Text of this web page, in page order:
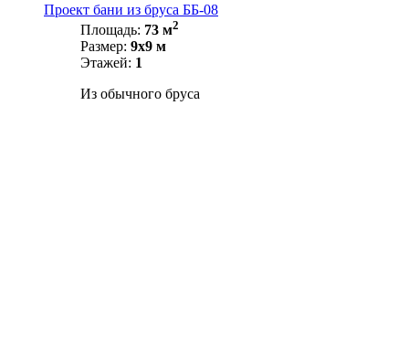
Проект бани из бруса ББ-08
Площадь: 73 м2
Размер: 9х9 м
Этажей: 1
Из обычного бруса